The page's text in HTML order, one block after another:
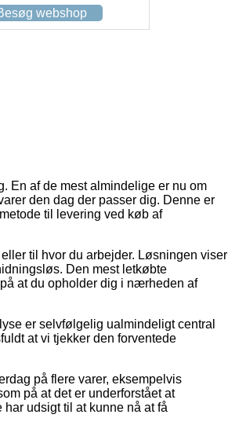
webshop
En af de mest almindelige er nu om
den dag der passer dig. Denne er
til levering ved køb af
til hvor du arbejder. Løsningen viser
Den mest letkøbte
at du opholder dig i nærheden af
er selvfølgelig ualmindeligt central
at vi tjekker den forventede
på flere varer, eksempelvis
på at det er underforstået at
udsigt til at kunne nå at få